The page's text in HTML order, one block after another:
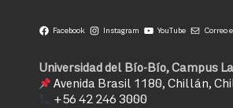
Facebook Instagram YouTube Correo
Universidad del Bío-Bío, Campus
Avenida Brasil 1180, Chillán,
+56 42 246 3000